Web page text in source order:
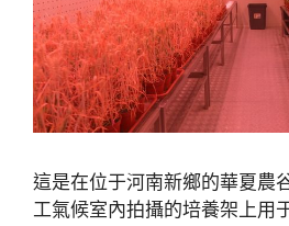
這是在位于河南新鄉的華夏農
工氣候室內拍攝的培養架上用